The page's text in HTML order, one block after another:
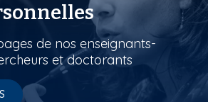
de nos enseignants-
et doctorants